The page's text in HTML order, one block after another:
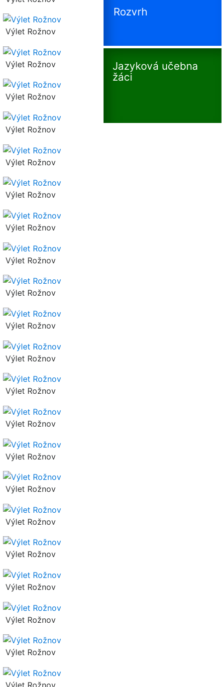
Výlet Rožnov
Výlet Rožnov
Výlet Rožnov
Výlet Rožnov
Výlet Rožnov
Výlet Rožnov
Výlet Rožnov
Výlet Rožnov
Výlet Rožnov
Výlet Rožnov
Výlet Rožnov
Výlet Rožnov
Výlet Rožnov
Výlet Rožnov
Výlet Rožnov
Výlet Rožnov
Výlet Rožnov
Výlet Rožnov
Výlet Rožnov
Výlet Rožnov
Rozvrh
Jazyková učebna
žáci